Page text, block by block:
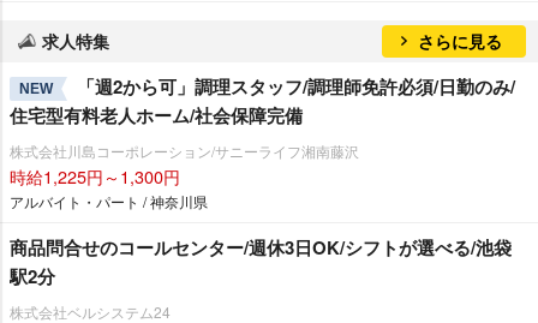
求人特集 さらに見る
NEW
「週2から可」調理スタッフ/調理師免許必須/日勤のみ/
住宅型有料老人ホーム/社会保障完備
株式会社川島コーポレーション/サニーライフ湘南藤沢
時給1,225円～1,300円
アルバイト・パート / 神奈川県
商品問合せのコールセンター/週休3日OK/シフトが選べる/池袋
駅2分
株式会社ベルシステム24